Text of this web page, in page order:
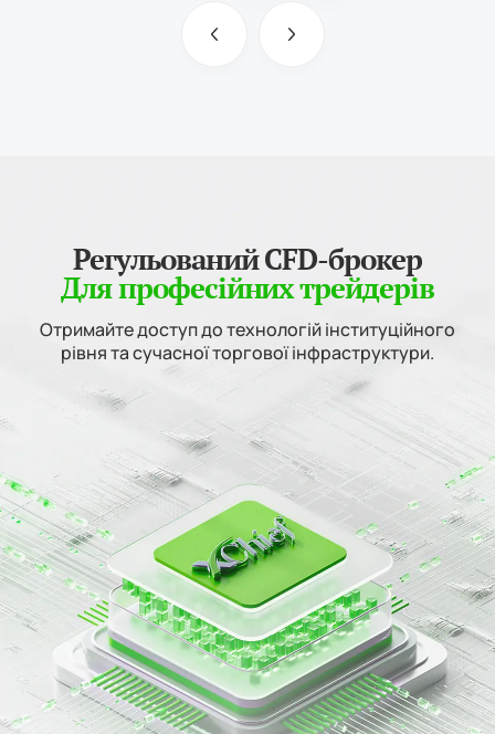
Регульований CFD-брокер
Для професійних трейдерів
Отримайте доступ до технологій інституційного
рівня та сучасної торгової інфраструктури.